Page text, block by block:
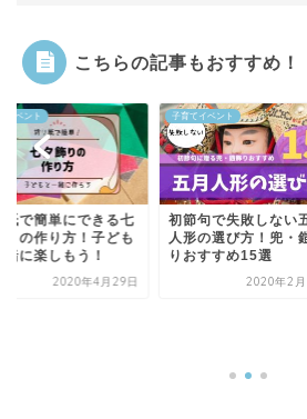
こちらの記事もおすすめ！
イベント
句で失敗しない五月
の選び方！兜・鎧飾
すすめ15選
2020年2月19日
子育てイベント
もうすぐ七夕！短冊
い事を書いて笹に飾
う！
2020年4月